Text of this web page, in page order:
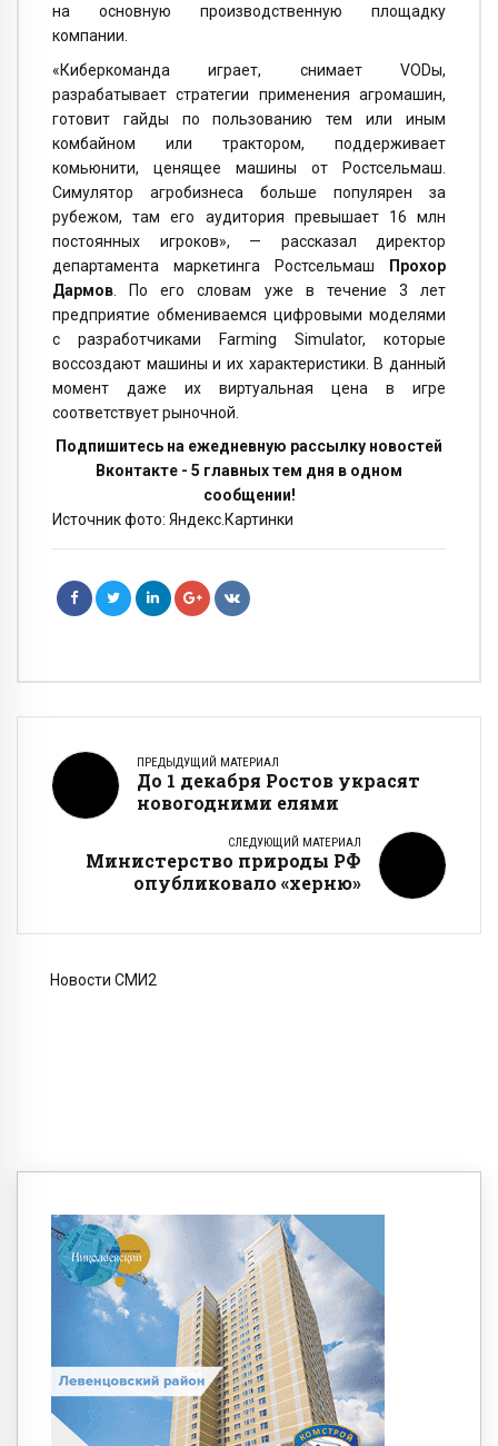
на основную производственную площадку
компании.
«Киберкоманда играет, снимает VODы,
разрабатывает стратегии применения агромашин,
готовит гайды по пользованию тем или иным
комбайном или трактором, поддерживает
комьюнити, ценящее машины от Ростсельмаш.
Симулятор агробизнеса больше популярен за
рубежом, там его аудитория превышает 16 млн
постоянных игроков», — рассказал директор
департамента маркетинга Ростсельмаш
Прохор
Дармов . По его словам уже в течение 3 лет
предприятие обмениваемся цифровыми моделями
с разработчиками Farming Simulator, которые
воссоздают машины и их характеристики. В данный
момент даже их виртуальная цена в игре
соответствует рыночной.
Подпишитесь на ежедневную рассылку новостей
Вконтакте - 5 главных тем дня в одном
сообщении!
Источник фото: Яндекс.Картинки
ПРЕДЫДУЩИЙ МАТЕРИАЛ
До 1 декабря Ростов украсят
новогодними елями
СЛЕДУЮЩИЙ МАТЕРИАЛ
Министерство природы РФ
опубликовало «херню»
Новости СМИ2